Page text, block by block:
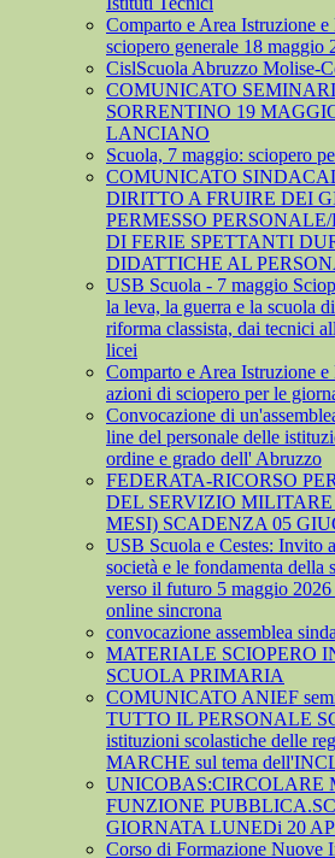
Comparto e Area Istruzione e
sciopero generale 18 maggio
CislScuola Abruzzo Molise-
COMUNICATO
SORRENTINO 19
LANCIANO
Scuola, 7 maggio: sciopero
COMUNICATO
DIRITTO A FRUIRE DEI
PERMESSO
DI FERIE SPETTANTI
DIDATTICHE AL
USB Scuola - 7 maggio
la leva, la guerra e la scuola
riforma classista, dai tecnici
licei
Comparto e Area Istruzione e
azioni di sciopero per le
Convocazione di
line del personale delle
ordine e grado dell' Abruzzo
FEDERATA-RICORSO
DEL SERVIZIO
MESI) SCADENZA 05
USB Scuola e Cestes: Invito
società e le fondamenta della
verso il futuro 5 maggio
online sincrona
convocazione assemblea
MATERIALE SCIOPERO
SCUOLA PRIMARIA
COMUNICATO ANIEF
TUTTO IL PERSONALE
istituzioni scolastiche delle
MARCHE sul tema
UNICOBAS:CIRCOLARE
FUNZIONE
GIORNATA LUNEDi 20
Corso di Formazione Nuove